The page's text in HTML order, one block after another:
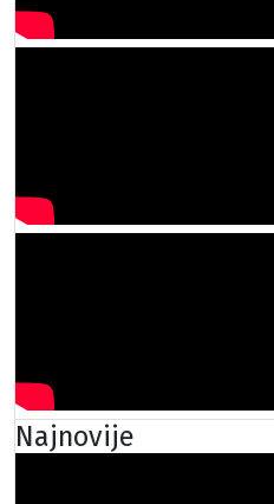
Najnovije